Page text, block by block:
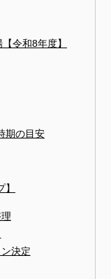
令和8年度】
期の目安
決定